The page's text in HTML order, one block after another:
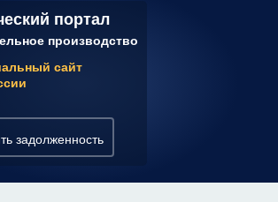
портал
производство
сайт
задолженность